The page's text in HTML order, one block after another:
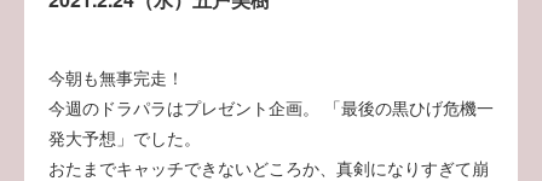
今朝も無事完走！
今週のドラパラはプレゼント企画。 「最後の黒ひげ危機一
発大予想」でした。
おたまでキャッチできないどころか、真剣になりすぎて崩